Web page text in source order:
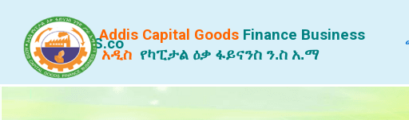
Addis Capital Goods Finance Business
S.co
አዲስ የካፒታል ዕቃ ፋይናንስ ን.ስ አ.ማ